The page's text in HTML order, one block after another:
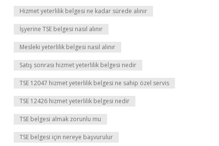
Hizmet yeterlilik belgesi ne kadar sürede alınır
İşyerine TSE belgesi nasıl alınır
Mesleki yeterlilik belgesi nasıl alınır
Satış sonrası hizmet yeterlilik belgesi nedir
TSE 12047 hizmet yeterlilik belgesi ne sahip özel servis
TSE 12426 hizmet yeterlilik belgesi nedir
TSE belgesi almak zorunlu mu
TSE belgesi için nereye başvurulur